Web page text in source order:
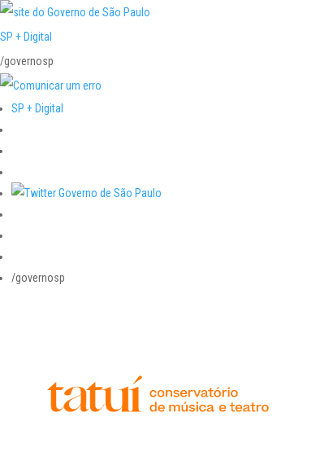
SP + Digital
/governosp
SP + Digital
/governosp